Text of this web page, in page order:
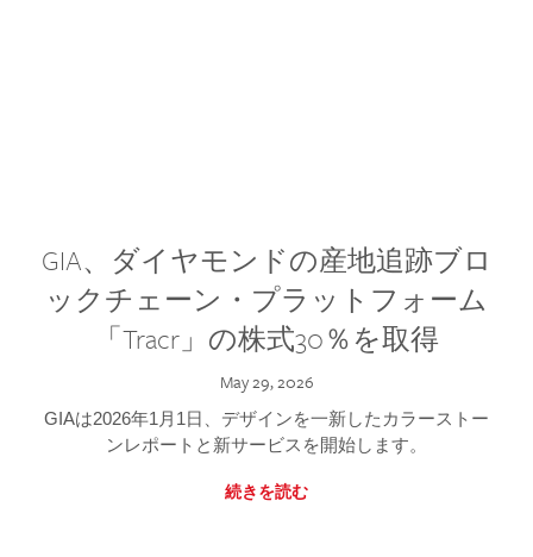
GIA、ダイヤモンドの産地追跡ブロ
ックチェーン・プラットフォーム
「Tracr」の株式30％を取得
May 29, 2026
GIAは2026年1月1日、デザインを一新したカラーストー
ンレポートと新サービスを開始します。
続きを読む